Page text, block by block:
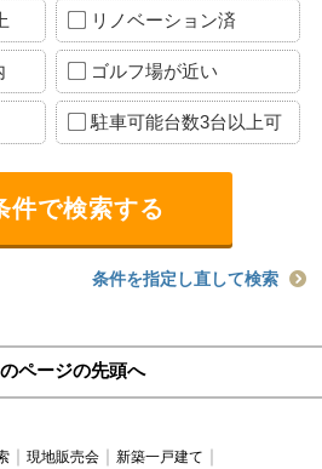
リノベーション済
ゴルフ場が近い
駐車可能台数3台以上可
条件を指定し直して検索
ページの先頭へ
現地販売会
新築一戸建て